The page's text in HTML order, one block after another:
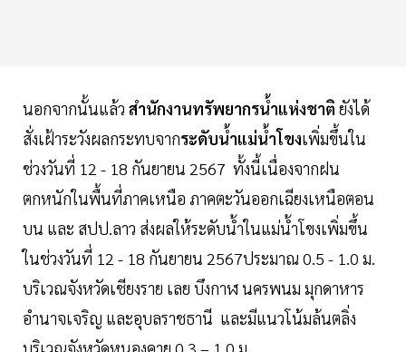
นอกจากนั้นแล้ว สำนักงานทรัพยากรน้ำแห่งชาติ ยังได้
สั่งเฝ้าระวังผลกระทบจากระดับน้ำแม่น้ำโขงเพิ่มขึ้นใน
ช่วงวันที่ 12 - 18 กันยายน 2567 ทั้งนี้เนื่องจากฝน
ตกหนักในพื้นที่ภาคเหนือ ภาคตะวันออกเฉียงเหนือตอน
บน และ สปป.ลาว ส่งผลให้ระดับน้ำในแม่น้ำโขงเพิ่มขึ้น
ในช่วงวันที่ 12 - 18 กันยายน 2567ประมาณ 0.5 - 1.0 ม.
บริเวณจังหวัดเชียงราย เลย บึงกาฬ นครพนม มุกดาหาร
อำนาจเจริญ และอุบลราชธานี และมีแนวโน้มล้นตลิ่ง